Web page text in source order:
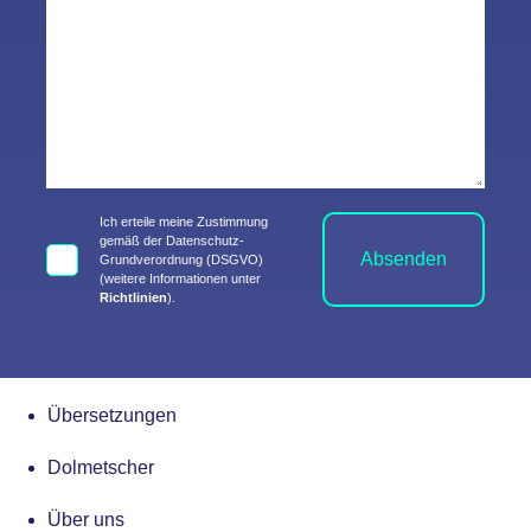
Ich erteile meine Zustimmung
gemäß der Datenschutz-
Grundverordnung (DSGVO)
(weitere Informationen unter
Richtlinien).
Absenden
Übersetzungen
Dolmetscher
Über uns